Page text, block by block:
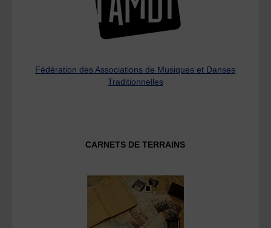
Fédération des Associations de Musiques et Danses
Traditionnelles
CARNETS DE TERRAINS